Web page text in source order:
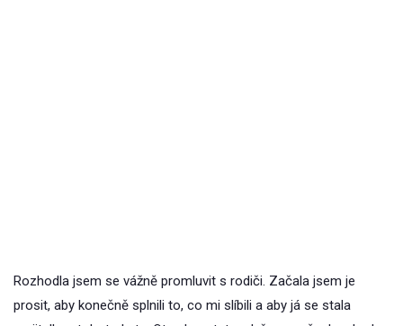
Rozhodla jsem se vážně promluvit s rodiči. Začala jsem je
prosit, aby konečně splnili to, co mi slíbili a aby já se stala